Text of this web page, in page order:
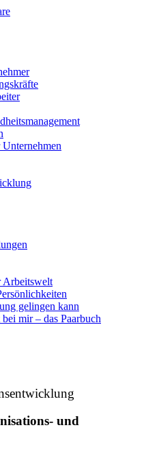
Arbeitswelt
gelingen kann
mir – das Paarbuch
und